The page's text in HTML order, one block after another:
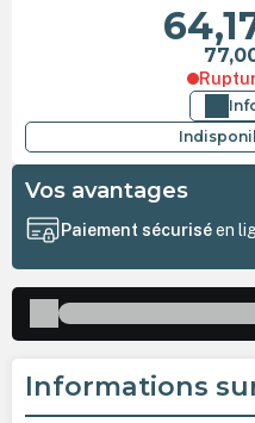
Vos avantages
Paiement sécuriséen
Informations